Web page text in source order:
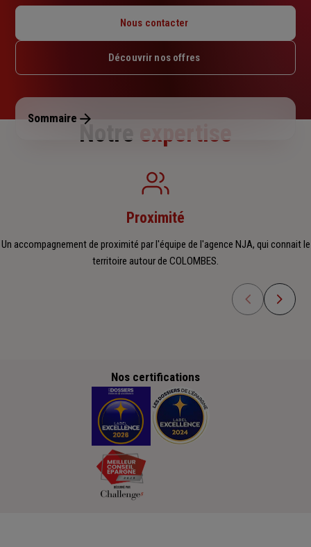
Mardi : 09h30 – 12h30 / 14h – 17h30
Jeudi : 09h30 – 12h30 / 14h – 17h30
Dimanche : Fermé
Nous contacter
Découvrir nos offres
Sommaire
Notre expertise
Proximité
Un accompagnement de proximité par l'équipe de l'agence NJA, qui connait le
territoire autour de COLOMBES.
Nos certifications